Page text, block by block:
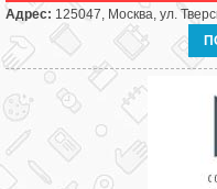
Адрес: 125047, Москва, ул.